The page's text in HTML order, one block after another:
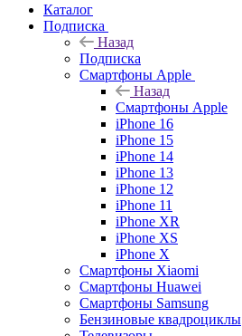
Каталог
Подписка
Назад
Подписка
Смартфоны Apple
Назад
Смартфоны Apple
iPhone 16
iPhone 15
iPhone 14
iPhone 13
iPhone 12
iPhone 11
iPhone XR
iPhone XS
iPhone X
Смартфоны Xiaomi
Смартфоны Huawei
Смартфоны Samsung
Бензиновые квадроциклы